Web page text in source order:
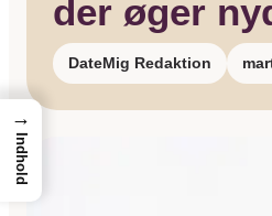
der øger
DateMig Redaktion
→
Indhold